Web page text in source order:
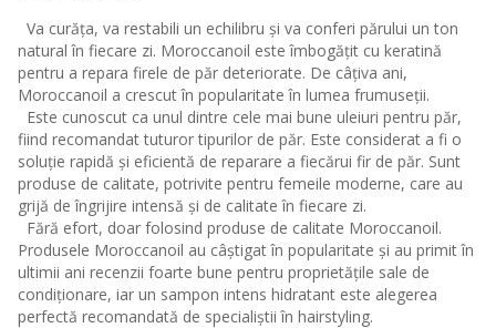
Va curăța, va restabili un echilibru și va conferi părului un ton
natural în fiecare zi. Moroccanoil este îmbogățit cu keratină
pentru a repara firele de păr deteriorate. De câțiva ani,
Moroccanoil a crescut în popularitate în lumea frumuseții.
Este cunoscut ca unul dintre cele mai bune uleiuri pentru păr,
fiind recomandat tuturor tipurilor de păr. Este considerat a fi o
soluție rapidă și eficientă de reparare a fiecărui fir de păr. Sunt
produse de calitate, potrivite pentru femeile moderne, care au
grijă de îngrijire intensă și de calitate în fiecare zi.
Fără efort, doar folosind produse de calitate Moroccanoil.
Produsele Moroccanoil au câștigat în popularitate și au primit în
ultimii ani recenzii foarte bune pentru proprietățile sale de
condiționare, iar un sampon intens hidratant este alegerea
perfectă recomandată de specialiștii în hairstyling.